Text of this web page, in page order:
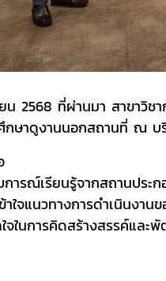
ที่ผ่านมา สาขาวิชาก
กษาดูงานนอกสถานที่ ณ
ณ์เรียนรู้จากสถานประก
นวทางการดำเนินงานขอ
การคิดสร้างสรรค์และพั